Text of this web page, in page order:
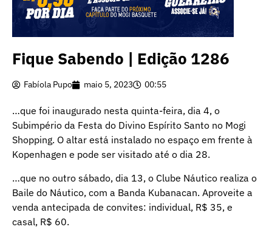
Fique Sabendo | Edição 1286
Fabíola Pupo maio 5, 2023 00:55
…que foi inaugurado nesta quinta-feira, dia 4, o
Subimpério da Festa do Divino Espírito Santo no Mogi
Shopping. O altar está instalado no espaço em frente à
Kopenhagen e pode ser visitado até o dia 28.
…que no outro sábado, dia 13, o Clube Náutico realiza o
Baile do Náutico, com a Banda Kubanacan. Aproveite a
venda antecipada de convites: individual, R$ 35, e
casal, R$ 60.